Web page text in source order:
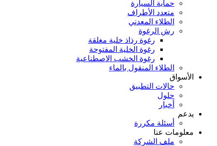
حماية السيارة
متعدد الأطراف
الطلاء المعدني
رش الرغوة
رغوة رذاذ خلية مغلقة
رغوة الخلية المفتوحة
رغوة الخشب الاصطناعية
الطلاء المنقول بالماء
الأسواق
حالات التطبيق
حلول
أخبار
يدعم
أسئلة مكررة
معلومات عنا
ملف الشركة